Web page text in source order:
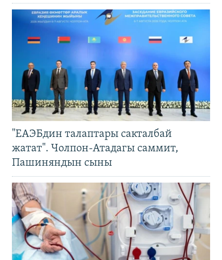
"ЕАЭБдин талаптары сакталбай
жатат". Чолпон-Атадагы саммит,
Пашиняндын сыны